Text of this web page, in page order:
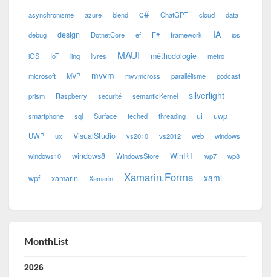
asynchronisme azure blend c# ChatGPT cloud data
debug design DotnetCore ef F# framework IA ios
iOS IoT linq livres MAUI méthodologie metro
microsoft MVP mvvm mvvmcross parallélisme podcast
prism Raspberry securité semanticKernel silverlight
smartphone sql Surface teched threading ui uwp
UWP ux VisualStudio vs2010 vs2012 web windows
windows10 windows8 WindowsStore WinRT wp7 wp8
wpf xamarin Xamarin Xamarin.Forms xaml
MonthList
2026